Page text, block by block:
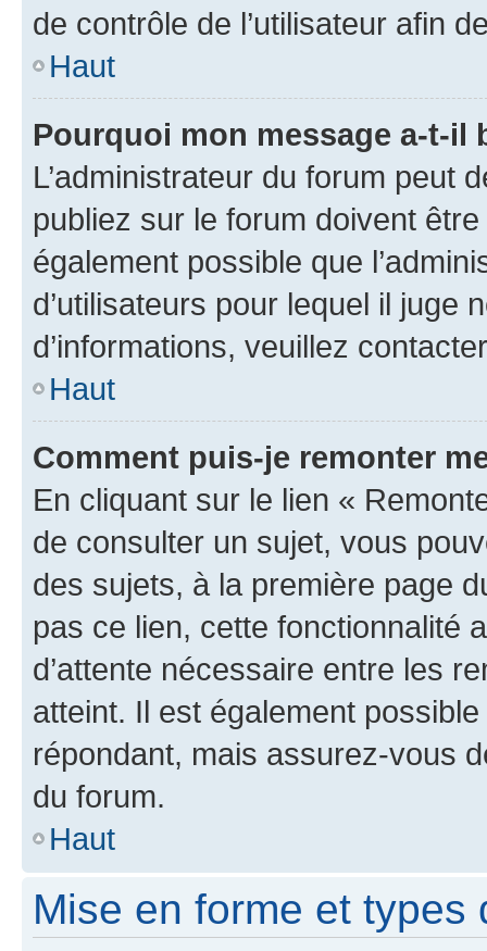
de contrôle de l’utilisateur afin
Haut
Pourquoi mon message a-t-il
L’administrateur du forum peut
publiez sur le forum doivent
également possible que
d’utilisateurs pour lequel il juge
d’informations, veuillez
Haut
Comment puis-je remonter
En cliquant sur le lien «
de consulter un sujet, vous
des sujets, à la première page
pas ce lien, cette fonctionnalité
d’attente nécessaire entre les
atteint. Il est également
répondant, mais assurez-vous
du forum.
Haut
Mise en forme et types